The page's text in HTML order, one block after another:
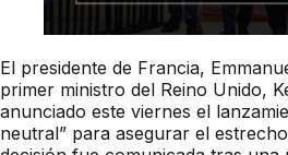
El presidente de Francia,
primer ministro del Reino Unido,
anunciado este viernes el
neutral” para asegurar el